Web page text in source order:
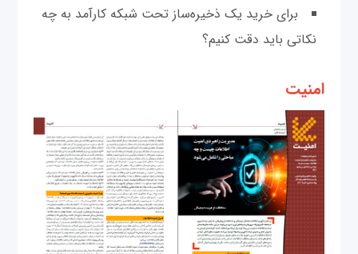
برای خرید یک ذخیره‌ساز تحت شبکه کارآمد به چه
نکاتی باید دقت کنیم؟
امنیت